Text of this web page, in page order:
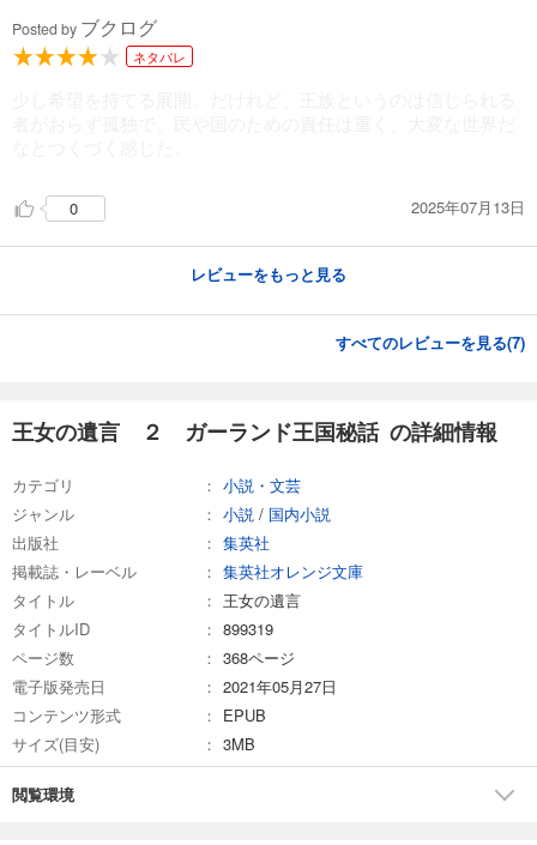
Posted by ブクログ
ネタバレ
0 2025年07月13日
レビューをもっと見る
すべてのレビューを見る(7)
王女の遺言 ２ ガーランド王国秘話 の詳細情報
カテゴリ
小説・文芸
ジャンル
小説 / 国内小説
出版社
集英社
掲載誌・レーベル
集英社オレンジ文庫
タイトル
王女の遺言
タイトルID
899319
ページ数
368ページ
電子版発売日
2021年05月27日
コンテンツ形式
EPUB
サイズ(目安)
3MB
閲覧環境